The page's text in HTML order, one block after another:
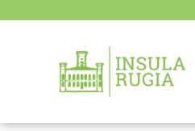
springen